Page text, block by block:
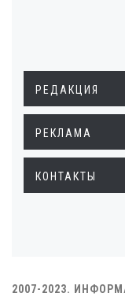
РЕДАКЦИЯ
РЕКЛАМА
КОНТАКТЫ
2007-2023.